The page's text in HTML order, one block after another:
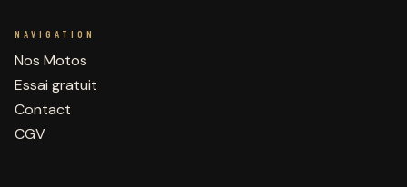
NAVIGATION
Nos Motos
Essai gratuit
Contact
CGV